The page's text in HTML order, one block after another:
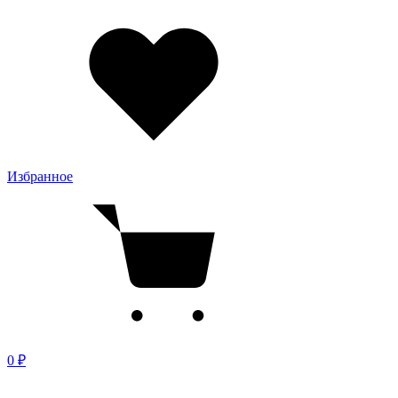
Избранное
0 ₽